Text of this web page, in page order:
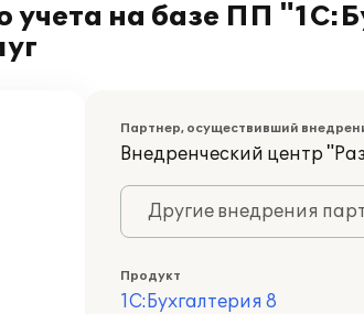
учета на базе ПП
Партнер, осуществивший
Внедренческий центр
Другие внедрения
Продукт
1С:Бухгалтерия 8